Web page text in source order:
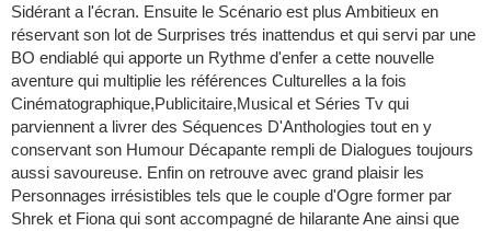
Sidérant a l'écran. Ensuite le Scénario est plus Ambitieux en
réservant son lot de Surprises trés inattendus et qui servi par une
BO endiablé qui apporte un Rythme d'enfer a cette nouvelle
aventure qui multiplie les références Culturelles a la fois
Cinématographique,Publicitaire,Musical et Séries Tv qui
parviennent a livrer des Séquences D'Anthologies tout en y
conservant son Humour Décapante rempli de Dialogues toujours
aussi savoureuse. Enfin on retrouve avec grand plaisir les
Personnages irrésistibles tels que le couple d'Ogre former par
Shrek et Fiona qui sont accompagné de hilarante Ane ainsi que